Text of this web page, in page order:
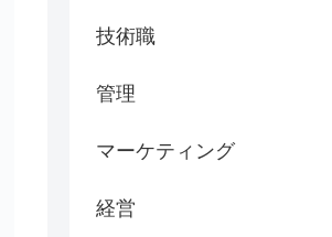
技術職
管理
マーケティング
経営